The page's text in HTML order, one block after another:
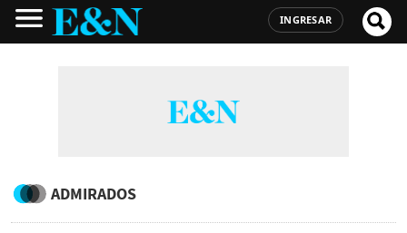
INGRESAR
ADMIRADOS